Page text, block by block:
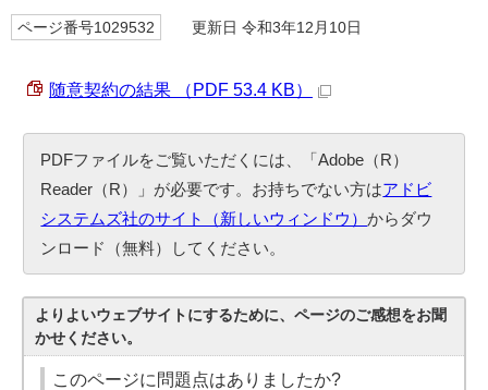
ページ番号1029532 更新日 令和3年12月10日
随意契約の結果 （PDF 53.4 KB）
PDFファイルをご覧いただくには、「Adobe（R）
Reader（R）」が必要です。お持ちでない方はアドビ
システムズ社のサイト（新しいウィンドウ）からダウ
ンロード（無料）してください。
よりよいウェブサイトにするために、ページのご感想をお聞
かせください。
このページに問題点はありましたか?